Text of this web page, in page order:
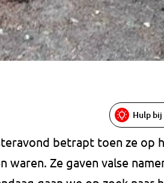
Hulp
betrapt toen ze op
waren. Ze gaven valse